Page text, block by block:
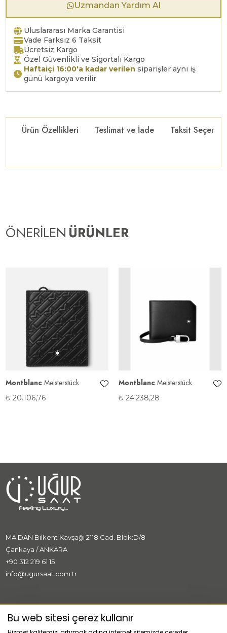
Uzmandan Yardım Al
Uluslararası Marka Garantisi
Vade Farksız 6 Taksit
Ücretsiz Kargo
Özel Güvenlikli ve Sigortalı Kargo
Haftaiçi 16:00'a kadar verilen siparişler aynı iş
günü kargoya verilir
Ürün Özellikleri Teslimat ve İade Taksit
ÖNERİLEN ÜRÜNLER
Montblanc Meisterstück
₺ 20.106,76
Montblanc Meisterstück
₺ 24.238,28
MAIDAN Bilkent Kavşağı 2118 Cad. Blok:D/8
Çankaya / ANKARA
+90 312 219 61 15
info@ugursaat.com.tr
MARKALAR
Bu web sitesi çerez kullanır